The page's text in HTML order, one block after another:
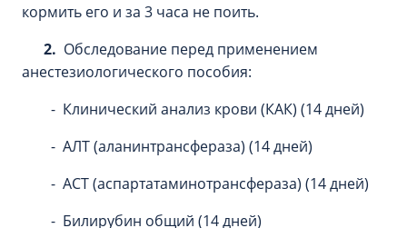
кормить его и за 3 часа не поить.
2. Обследование перед применением
анестезиологического пособия:
- Клинический анализ крови (КАК) (14 дней)
- АЛТ (аланинтрансфераза) (14 дней)
- АСТ (аспартатаминотрансфераза) (14 дней)
- Билирубин общий (14 дней)